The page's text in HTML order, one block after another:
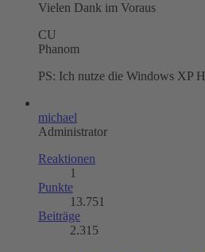
Vielen Dank im Voraus
CU
Phanom
PS: Ich nutze die Windows XP
michael
Administrator
Reaktionen
1
Punkte
13.751
Beiträge
2.315